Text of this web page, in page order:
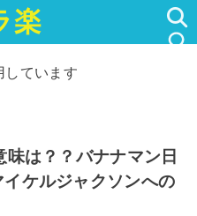
楽
ています
は？？バナナマン日
ケルジャクソンへの